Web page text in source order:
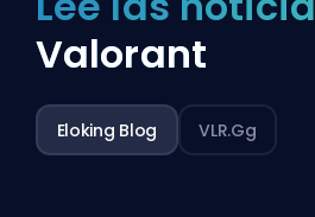
Valorant
Eloking Blog VLR.gg